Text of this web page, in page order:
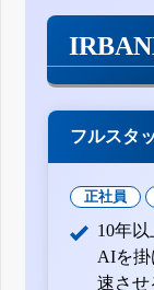
フルスタ
正社員
10年
AIを掛
速させ